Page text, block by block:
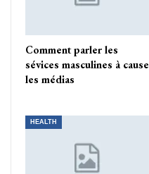
Comment parler les
sévices masculines à cause
les médias
HEALTH